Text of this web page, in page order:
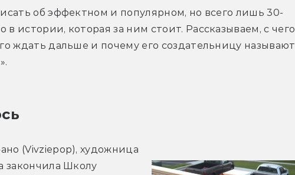
об эффектном и популярном, но всего лишь 30-
истории, которая за ним стоит. Рассказываем, с чего
ждать дальше и почему его создательницу называют
(Vivziepop), художница
закончила Школу